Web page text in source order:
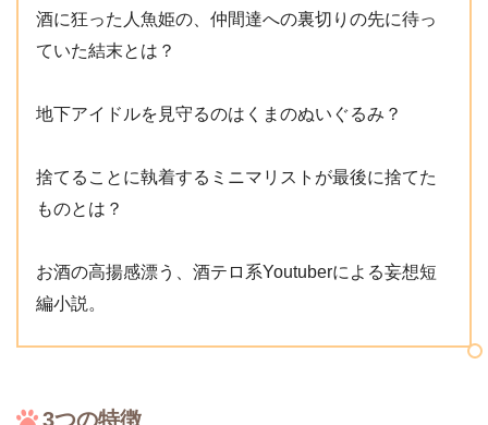
酒に狂った人魚姫の、仲間達への裏切りの先に待っ
ていた結末とは？
地下アイドルを見守るのはくまのぬいぐるみ？
捨てることに執着するミニマリストが最後に捨てた
ものとは？
お酒の高揚感漂う、酒テロ系Youtuberによる妄想短
編小説。
3つの特徴